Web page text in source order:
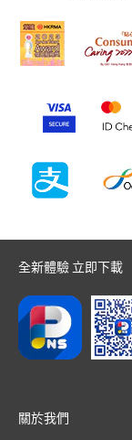
全新體驗 立即下載
關於我們